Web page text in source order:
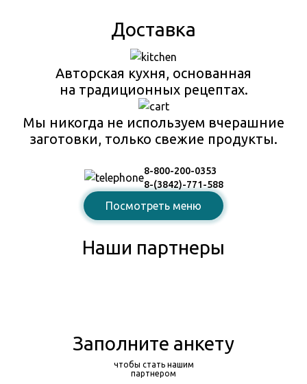
Доставка
Авторская кухня, основанная
на традиционных рецептах.
Мы никогда не используем вчерашние
заготовки, только свежие продукты.
Посмотреть меню
8-800-200-0353
8-(3842)-771-588
Наши партнеры
Заполните анкету
чтобы стать нашим
партнером